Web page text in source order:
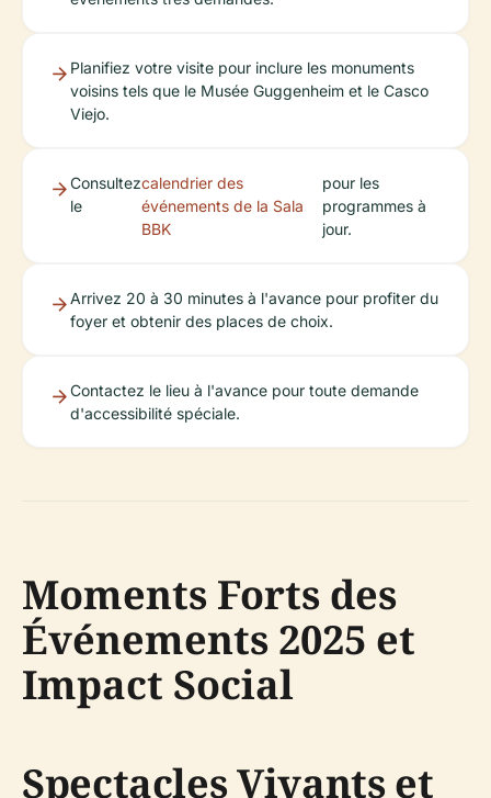
Planifiez votre visite pour inclure les monuments
voisins tels que le Musée Guggenheim et le Casco
Viejo.
Consultez
le
calendrier des
événements de la Sala
BBK
pour les
programmes à
jour.
Arrivez 20 à 30 minutes à l'avance pour profiter du
foyer et obtenir des places de choix.
Contactez le lieu à l'avance pour toute demande
d'accessibilité spéciale.
Moments Forts des
Événements 2025 et
Impact Social
Spectacles Vivants et